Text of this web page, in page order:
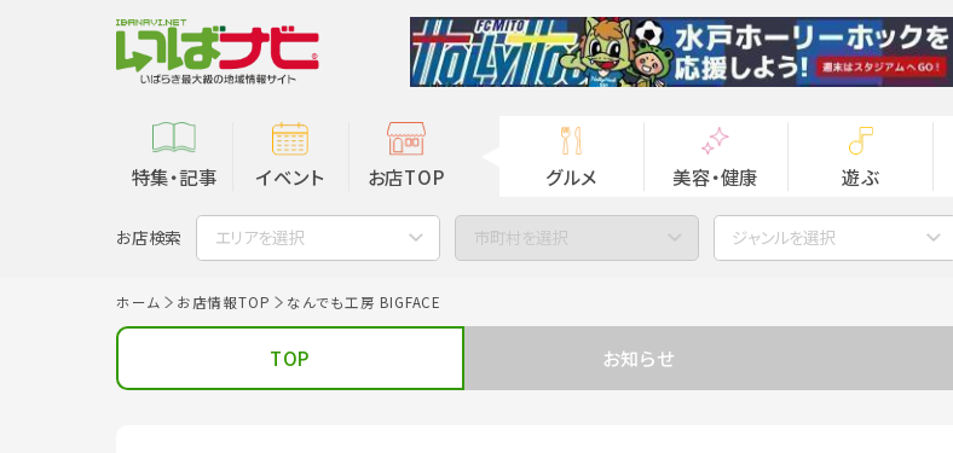
特集・記事 イベント お店TOP グルメ 美容・健康 遊ぶ
お店検索 エリアを選択 市町村を選択 ジャンルを選択
ホーム お店情報TOP なんでも工房 BIGFACE
TOP お知らせ